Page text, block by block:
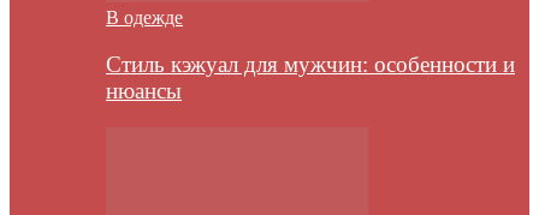
В одежде
Стиль кэжуал для мужчин: особенности и
нюансы